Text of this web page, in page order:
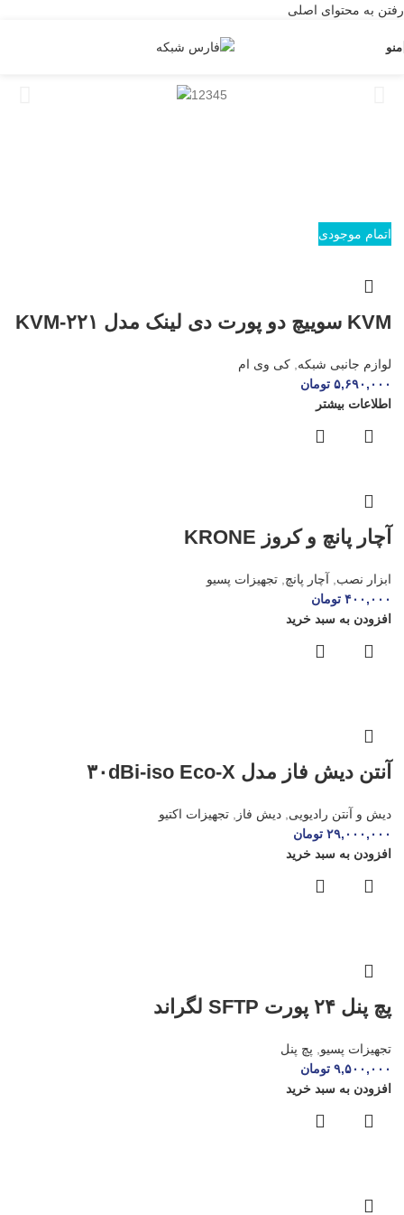
رفتن به محتوای اصلی
منو
اتمام موجودی
KVM سوییچ دو پورت دی لینک مدل KVM-۲۲۱
لوازم جانبی شبکه, کی وی ام
۵,۶۹۰,۰۰۰ تومان
اطلاعات بیشتر
آچار پانچ و کروز KRONE
ابزار نصب, آچار پانچ, تجهیزات پسیو
۴۰۰,۰۰۰ تومان
افزودن به سبد خرید
آنتن دیش فاز مدل ۳۰dBi-iso Eco-X
دیش و آنتن رادیویی, دیش فاز , تجهیزات اکتیو
۲۹,۰۰۰,۰۰۰ تومان
افزودن به سبد خرید
پچ پنل ۲۴ پورت SFTP لگراند
تجهیزات پسیو, پچ پنل
۹,۵۰۰,۰۰۰ تومان
افزودن به سبد خرید